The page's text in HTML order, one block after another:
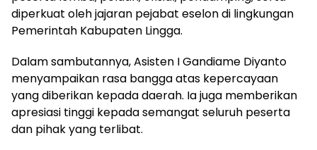
diperkuat oleh jajaran pejabat eselon di lingkungan
Pemerintah Kabupaten Lingga.
Dalam sambutannya, Asisten I Gandiame Diyanto
menyampaikan rasa bangga atas kepercayaan
yang diberikan kepada daerah. Ia juga memberikan
apresiasi tinggi kepada semangat seluruh peserta
dan pihak yang terlibat.